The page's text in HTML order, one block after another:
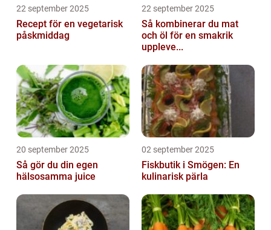
22 september 2025
Recept för en vegetarisk
påskmiddag
22 september 2025
Så kombinerar du mat
och öl för en smakrik
uppleve...
20 september 2025
Så gör du din egen
hälsosamma juice
02 september 2025
Fiskbutik i Smögen: En
kulinarisk pärla